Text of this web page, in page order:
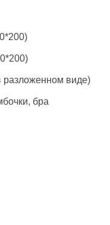
разложенном виде)
бра